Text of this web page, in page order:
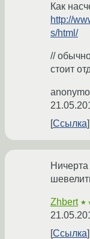
Как
http://
s/html/
//
стоит
Ссылка
Zhbert
Ссылка